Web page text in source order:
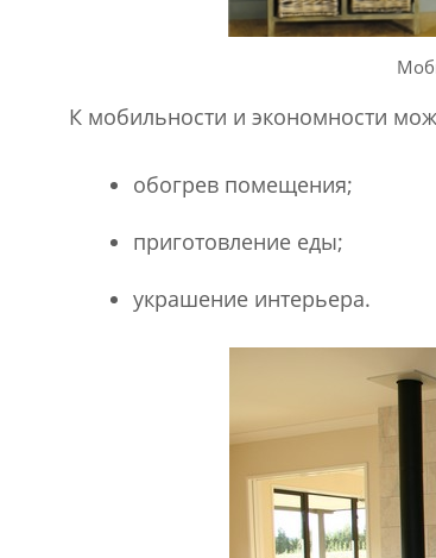
К мобильности и экономности
обогрев помещения;
приготовление еды;
украшение интерьера.